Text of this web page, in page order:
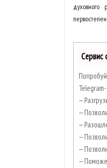
духовного
Сервис
—
—
—
—
—
—